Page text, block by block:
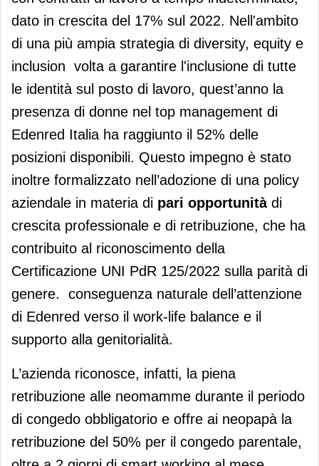
dato in crescita del 17% sul 2022. Nell'ambito
di una più ampia strategia di diversity, equity e
inclusion volta a garantire l'inclusione di tutte
le identità sul posto di lavoro, quest’anno la
presenza di donne nel top management di
Edenred Italia ha raggiunto il 52% delle
posizioni disponibili. Questo impegno è stato
inoltre formalizzato nell’adozione di una policy
aziendale in materia di pari opportunitàdi
crescita professionale e di retribuzione, che ha
contribuito al riconoscimento della
Certificazione UNI PdR 125/2022 sulla parità di
genere. conseguenza naturale dell’attenzione
di Edenred verso il work-life balance e il
supporto alla genitorialità.
L’azienda riconosce, infatti, la piena
retribuzione alle neomamme durante il periodo
di congedo obbligatorio e offre ai neopapà la
retribuzione del 50% per il congedo parentale,